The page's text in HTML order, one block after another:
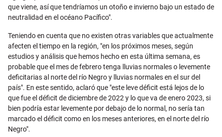
que viene, así que tendríamos un otoño e invierno bajo un estado de
neutralidad en el océano Pacífico".
Teniendo en cuenta que no existen otras variables que actualmente
afecten el tiempo en la región, "en los próximos meses, según
estudios y análisis que hemos hecho en esta última semana, es
probable que el mes de febrero tenga lluvias normales o levemente
deficitarias al norte del río Negro y lluvias normales en el sur del
país". En este sentido, aclaró que "este leve déficit está lejos de lo
que fue el déficit de diciembre de 2022 y lo que va de enero 2023, si
bien podría estar levemente por debajo de lo normal, no sería tan
marcado el déficit como en los meses anteriores, en el norte del río
Negro".